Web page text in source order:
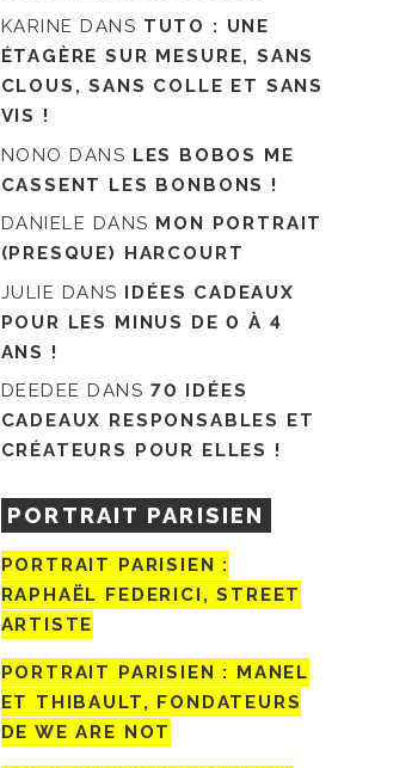
KARINE DANS TUTO : UNE
ÉTAGÈRE SUR MESURE, SANS
CLOUS, SANS COLLE ET SANS
VIS !
NONO DANS LES BOBOS ME
CASSENT LES BONBONS !
DANIELE DANS MON PORTRAIT
(PRESQUE) HARCOURT
JULIE DANS IDÉES CADEAUX
POUR LES MINUS DE 0 À 4
ANS !
DEEDEE DANS 70 IDÉES
CADEAUX RESPONSABLES ET
CRÉATEURS POUR ELLES !
PORTRAIT PARISIEN
PORTRAIT PARISIEN :
RAPHAËL FEDERICI, STREET
ARTISTE
PORTRAIT PARISIEN : MANEL
ET THIBAULT, FONDATEURS
DE WE ARE NOT